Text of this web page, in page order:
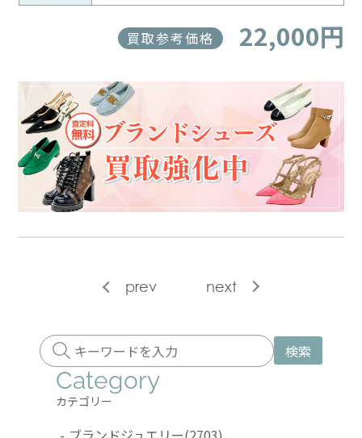
買取参考価格 22,000円
prev next
検索
Category
カテゴリー